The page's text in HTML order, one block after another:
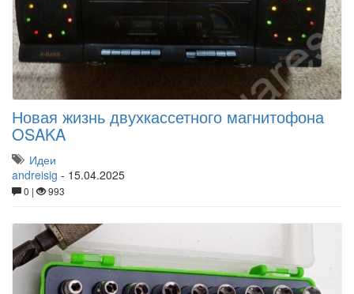
Новая жизнь двухкассетного магнитофона
OSAKA
Идеи
andreisig - 15.04.2025
0 | 993